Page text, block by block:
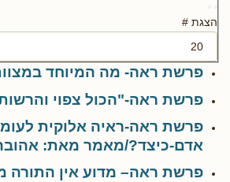
הצגת #
פרשת ראה- מה המיוחד
פרשת ראה-"הכול צפוי
פרשת ראה-ראיה אלוקית
אדם-כיצד?/מאמר מאת: אהובה
פרשת ראה– מדוע אין התורה